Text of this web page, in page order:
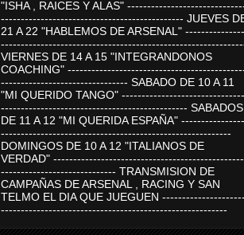
"ISHA , RAICES Y ALAS"
---------------------------------------------- JUEVES
21 A 22 "HABLEMOS DE ARSENAL"
VIERNES DE 14 A 15 "INTEGRANDONOS
COACHING"
-------------------------------- SABADO DE 10 A 11
"MI QUERIDO TANGO"
----------------------------------------------- SABADOS
DE 11 A 12 "MI QUERIDA ESPAÑA"
----------------------------------------------------------
DOMINGOS DE 10 A 12 "ITALIANOS DE
VERDAD"
----------------------------- TRANSMISION DE
CAMPAÑAS DE ARSENAL , RACING Y SAN
TELMO EL DIA QUE JUEGUEN
---------------------------------------------------------